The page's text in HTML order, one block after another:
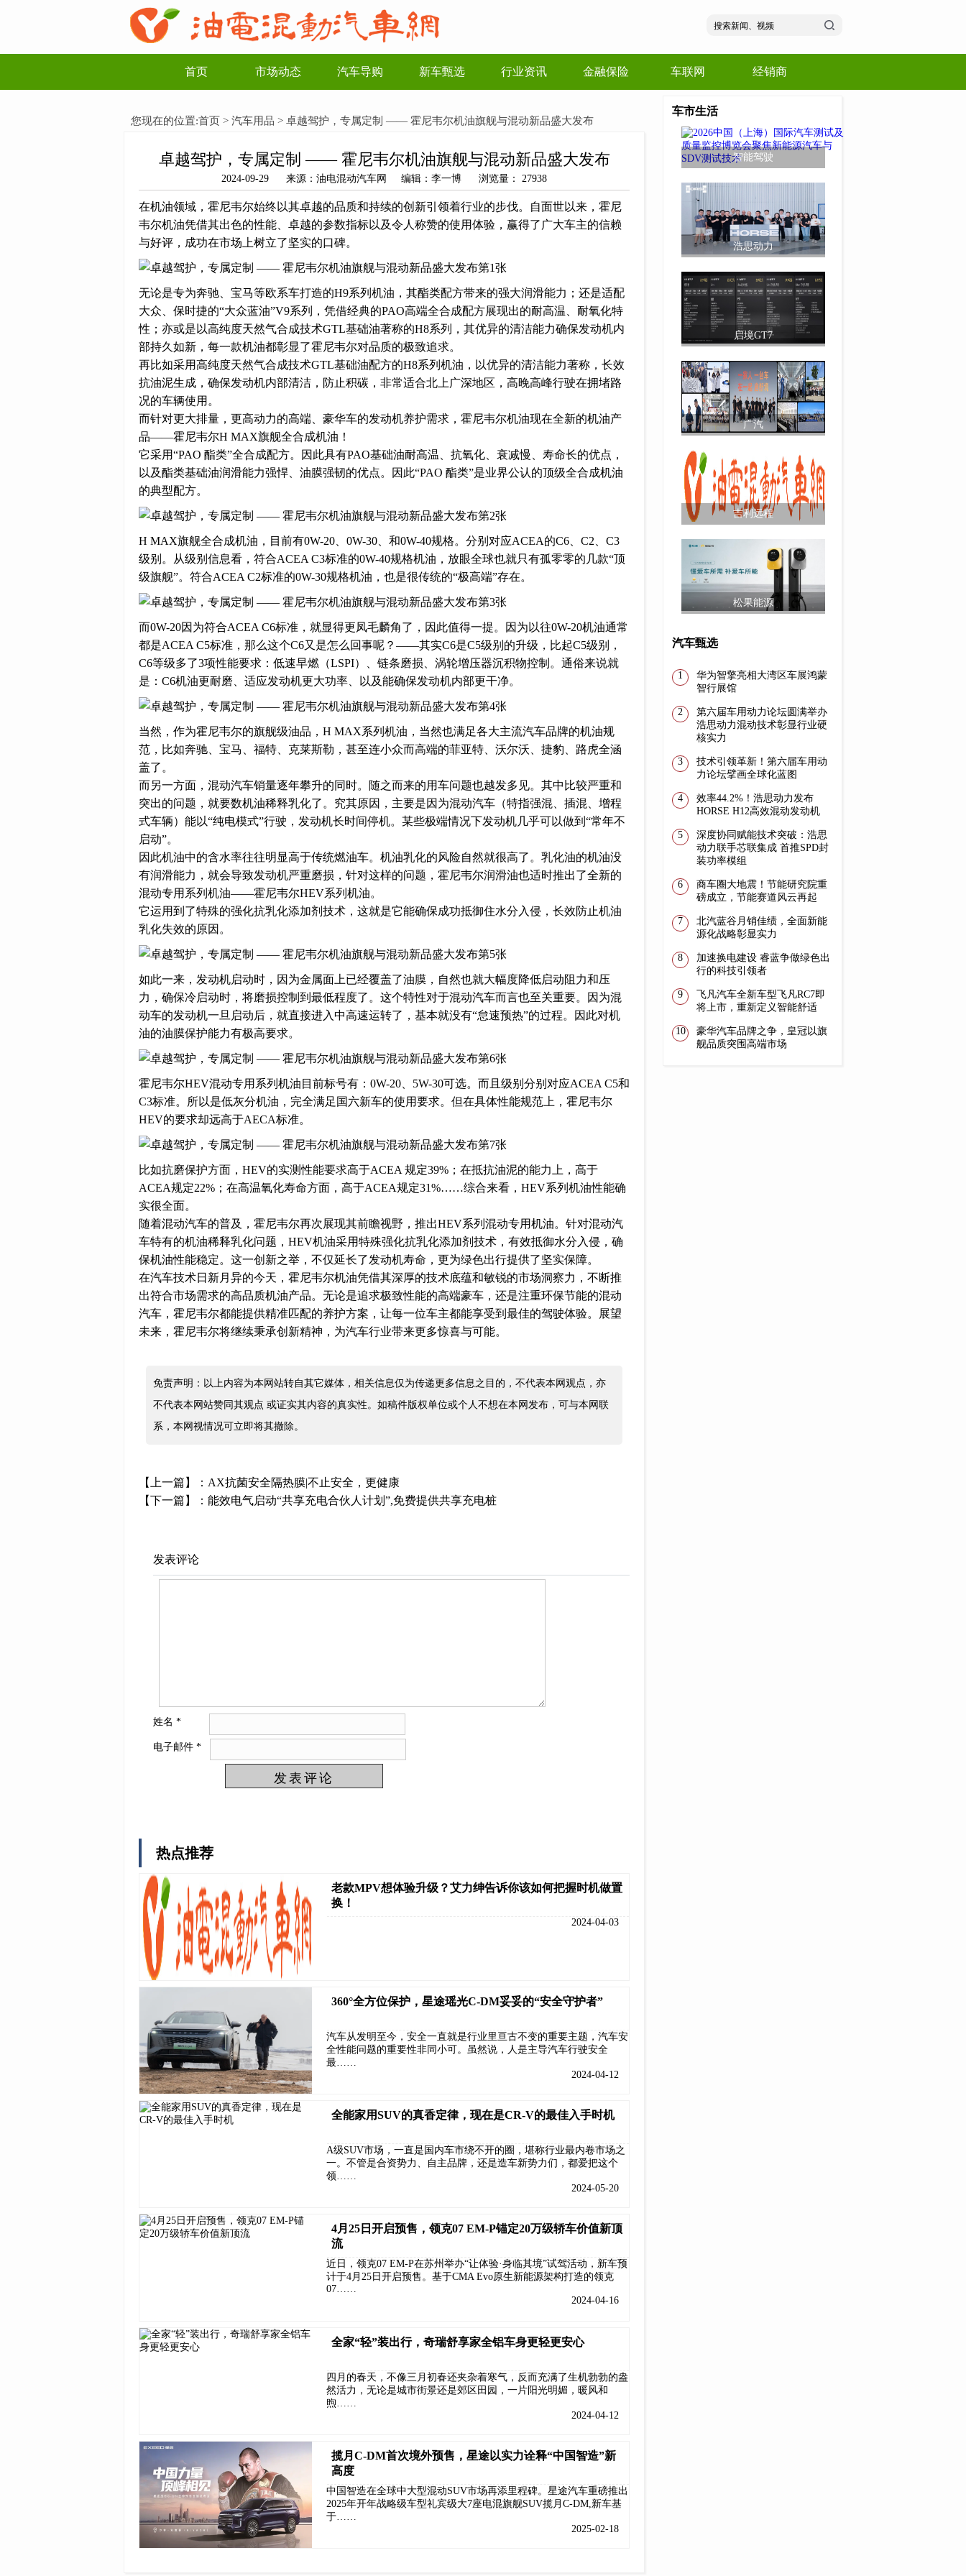
首页 市场动态 汽车导购 新车甄选 行业资讯 金融保险 车联网 经销商
您现在的位置:首页 > 汽车用品 > 卓越驾护，专属定制 —— 霍尼韦尔机油旗舰与混动新品盛大发布
卓越驾护，专属定制 —— 霍尼韦尔机油旗舰与混动新品盛大发布
2024-09-29 来源：油电混动汽车网 编辑：李一博 浏览量： 27938
在机油领域，霍尼韦尔始终以其卓越的品质和持续的创新引领着行业的步伐。自面世以来，霍尼
韦尔机油凭借其出色的性能、卓越的参数指标以及令人称赞的使用体验，赢得了广大车主的信赖
与好评，成功在市场上树立了坚实的口碑。
无论是专为奔驰、宝马等欧系车打造的H9系列机油，其酯类配方带来的强大润滑能力；还是适配
大众、保时捷的“大众蓝油”V9系列，凭借经典的PAO高端全合成配方展现出的耐高温、耐氧化特
性；亦或是以高纯度天然气合成技术GTL基础油著称的H8系列，其优异的清洁能力确保发动机内
部持久如新，每一款机油都彰显了霍尼韦尔对品质的极致追求。
再比如采用高纯度天然气合成技术GTL基础油配方的H8系列机油，以优异的清洁能力著称，长效
抗油泥生成，确保发动机内部清洁，防止积碳，非常适合北上广深地区，高晚高峰行驶在拥堵路
况的车辆使用。
而针对更大排量，更高动力的高端、豪华车的发动机养护需求，霍尼韦尔机油现在全新的机油产
品——霍尼韦尔H MAX旗舰全合成机油！
它采用“PAO 酯类”全合成配方。因此具有PAO基础油耐高温、抗氧化、衰减慢、寿命长的优点，
以及酯类基础油润滑能力强悍、油膜强韧的优点。因此“PAO 酯类”是业界公认的顶级全合成机油
的典型配方。
H MAX旗舰全合成机油，目前有0W-20、0W-30、和0W-40规格。分别对应ACEA的C6、C2、C3
级别。从级别信息看，符合ACEA C3标准的0W-40规格机油，放眼全球也就只有孤零零的几款“顶
级旗舰”。符合ACEA C2标准的0W-30规格机油，也是很传统的“极高端”存在。
而0W-20因为符合ACEA C6标准，就显得更凤毛麟角了，因此值得一提。因为以往0W-20机油通常
都是ACEA C5标准，那么这个C6又是怎么回事呢？——其实C6是C5级别的升级，比起C5级别，
C6等级多了3项性能要求：低速早燃（LSPI）、链条磨损、涡轮增压器沉积物控制。通俗来说就
是：C6机油更耐磨、适应发动机更大功率、以及能确保发动机内部更干净。
当然，作为霍尼韦尔的旗舰级油品，H MAX系列机油，当然也满足各大主流汽车品牌的机油规
范，比如奔驰、宝马、福特、克莱斯勒，甚至连小众而高端的菲亚特、沃尔沃、捷豹、路虎全涵
盖了。
而另一方面，混动汽车销量逐年攀升的同时。随之而来的用车问题也越发多见。其中比较严重和
突出的问题，就要数机油稀释乳化了。究其原因，主要是因为混动汽车（特指强混、插混、增程
式车辆）能以“纯电模式”行驶，发动机长时间停机。某些极端情况下发动机几乎可以做到“常年不
启动”。
因此机油中的含水率往往明显高于传统燃油车。机油乳化的风险自然就很高了。乳化油的机油没
有润滑能力，就会导致发动机严重磨损，针对这样的问题，霍尼韦尔润滑油也适时推出了全新的
混动专用系列机油——霍尼韦尔HEV系列机油。
它运用到了特殊的强化抗乳化添加剂技术，这就是它能确保成功抵御住水分入侵，长效防止机油
乳化失效的原因。
如此一来，发动机启动时，因为金属面上已经覆盖了油膜，自然也就大幅度降低启动阻力和压
力，确保冷启动时，将磨损控制到最低程度了。这个特性对于混动汽车而言也至关重要。因为混
动车的发动机一旦启动后，就直接进入中高速运转了，基本就没有“怠速预热”的过程。因此对机
油的油膜保护能力有极高要求。
霍尼韦尔HEV混动专用系列机油目前标号有：0W-20、5W-30可选。而且级别分别对应ACEA C5和
C3标准。所以是低灰分机油，完全满足国六新车的使用要求。但在具体性能规范上，霍尼韦尔
HEV的要求却远高于AECA标准。
比如抗磨保护方面，HEV的实测性能要求高于ACEA 规定39%；在抵抗油泥的能力上，高于
ACEA规定22%；在高温氧化寿命方面，高于ACEA规定31%……综合来看，HEV系列机油性能确
实很全面。
随着混动汽车的普及，霍尼韦尔再次展现其前瞻视野，推出HEV系列混动专用机油。针对混动汽
车特有的机油稀释乳化问题，HEV机油采用特殊强化抗乳化添加剂技术，有效抵御水分入侵，确
保机油性能稳定。这一创新之举，不仅延长了发动机寿命，更为绿色出行提供了坚实保障。
在汽车技术日新月异的今天，霍尼韦尔机油凭借其深厚的技术底蕴和敏锐的市场洞察力，不断推
出符合市场需求的高品质机油产品。无论是追求极致性能的高端豪车，还是注重环保节能的混动
汽车，霍尼韦尔都能提供精准匹配的养护方案，让每一位车主都能享受到最佳的驾驶体验。展望
未来，霍尼韦尔将继续秉承创新精神，为汽车行业带来更多惊喜与可能。
免责声明：以上内容为本网站转自其它媒体，相关信息仅为传递更多信息之目的，不代表本网观点，亦
不代表本网站赞同其观点 或证实其内容的真实性。如稿件版权单位或个人不想在本网发布，可与本网联
系，本网视情况可立即将其撤除。
【上一篇】： AX抗菌安全隔热膜|不止安全，更健康
【下一篇】： 能效电气启动“共享充电合伙人计划”,免费提供共享充电桩
发表评论
姓名 *
电子邮件 *
热点推荐
老款MPV想体验升级？艾力绅告诉你该如何把握时机做置
换！
2024-04-03
360°全方位保护，星途瑶光C-DM妥妥的“安全守护者”
汽车从发明至今，安全一直就是行业里亘古不变的重要主题，汽车安
全性能问题的重要性非同小可。虽然说，人是主导汽车行驶安全
最……
2024-04-12
全能家用SUV的真香定律，现在是CR-V的最佳入手时机
A级SUV市场，一直是国内车市绕不开的圈，堪称行业最内卷市场之
一。不管是合资势力、自主品牌，还是造车新势力们，都爱把这个
领……
2024-05-20
4月25日开启预售，领克07 EM-P锚定20万级轿车价值新顶
流
近日，领克07 EM-P在苏州举办“让体验·身临其境”试驾活动，新车预
计于4月25日开启预售。基于CMA Evo原生新能源架构打造的领克
07……
2024-04-16
全家“轻”装出行，奇瑞舒享家全铝车身更轻更安心
四月的春天，不像三月初春还夹杂着寒气，反而充满了生机勃勃的盎
然活力，无论是城市街景还是郊区田园，一片阳光明媚，暖风和
煦……
2024-04-12
揽月C-DM首次境外预售，星途以实力诠释“中国智造”新
高度
中国智造在全球中大型混动SUV市场再添里程碑。星途汽车重磅推出
2025年开年战略级车型礼宾级大7座电混旗舰SUV揽月C-DM,新车基
于……
2025-02-18
车市生活
智能驾驶
浩思动力
启境GT7
广汽
吉利远程
松果能源
汽车甄选
华为智擎亮相大湾区车展鸿蒙
智行展馆
第六届车用动力论坛圆满举办
浩思动力混动技术彰显行业硬
核实力
技术引领革新！第六届车用动
力论坛擘画全球化蓝图
效率44.2%！浩思动力发布
HORSE H12高效混动发动机
深度协同赋能技术突破：浩思
动力联手芯联集成 首推SPD封
装功率模组
商车圈大地震！节能研究院重
磅成立，节能赛道风云再起
​北汽蓝谷月销佳绩，全面新能
源化战略彰显实力
加速换电建设 睿蓝争做绿色出
行的科技引领者
飞凡汽车全新车型飞凡RC7即
将上市，重新定义智能舒适
豪华汽车品牌之争，皇冠以旗
舰品质突围高端市场